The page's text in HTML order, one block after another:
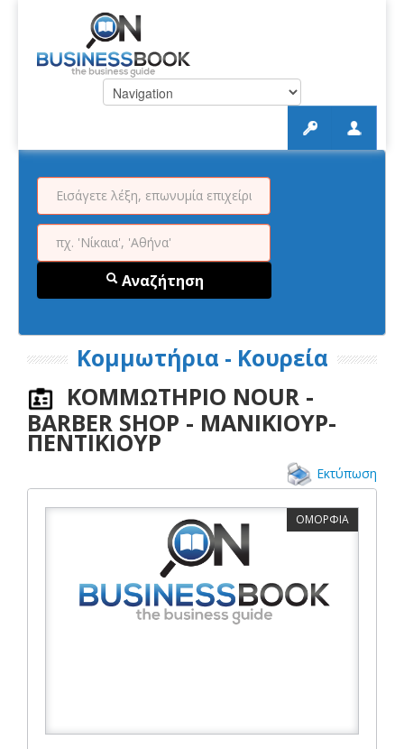
Αναζήτηση
Κομμωτήρια - Κουρεία
ΚΟΜΜΩΤΗΡΙΟ NOUR -
BARBER SHOP - MANIKIOYΡ-
ΠΕΝΤΙΚΙΟΥΡ
Εκτύπωση
ΟΜΟΡΦΙΑ